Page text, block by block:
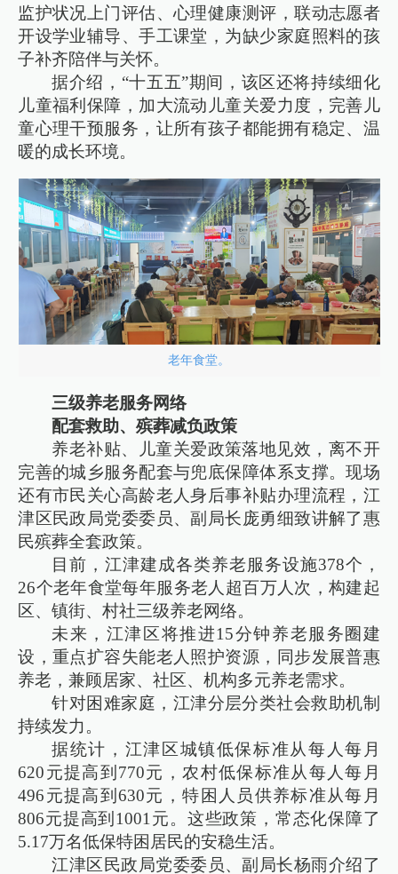
监护状况上门评估、心理健康测评，联动志愿者
开设学业辅导、手工课堂，为缺少家庭照料的孩
子补齐陪伴与关怀。
据介绍，“十五五”期间，该区还将持续细化
儿童福利保障，加大流动儿童关爱力度，完善儿
童心理干预服务，让所有孩子都能拥有稳定、温
暖的成长环境。
老年食堂。
三级养老服务网络
配套救助、殡葬减负政策
养老补贴、儿童关爱政策落地见效，离不开
完善的城乡服务配套与兜底保障体系支撑。现场
还有市民关心高龄老人身后事补贴办理流程，江
津区民政局党委委员、副局长庞勇细致讲解了惠
民殡葬全套政策。
目前，江津建成各类养老服务设施378个，
26个老年食堂每年服务老人超百万人次，构建起
区、镇街、村社三级养老网络。
未来，江津区将推进15分钟养老服务圈建
设，重点扩容失能老人照护资源，同步发展普惠
养老，兼顾居家、社区、机构多元养老需求。
针对困难家庭，江津分层分类社会救助机制
持续发力。
据统计，江津区城镇低保标准从每人每月
620元提高到770元，农村低保标准从每人每月
496元提高到630元，特困人员供养标准从每月
806元提高到1001元。这些政策，常态化保障了
5.17万名低保特困居民的安稳生活。
江津区民政局党委委员、副局长杨雨介绍了